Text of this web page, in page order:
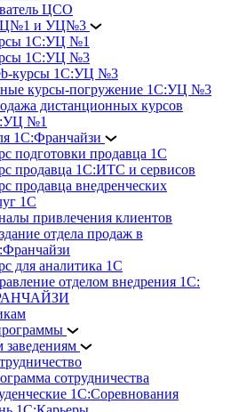
ЦСО
и УЦ№3
1С:УЦ №1
1С:УЦ №3
курсы 1С:УЦ №3
курсы-погружение 1С:УЦ №3
дистанционных курсов
№1
1С:Франчайзи
подготовки продавца 1С
продавца 1С:ИТС и сервисов
продавца внедренческих
1С
привлечения клиентов
отдела продаж в
для аналитика 1С
отделом внедрения 1С:
сотрудничества
1С:Соревнования